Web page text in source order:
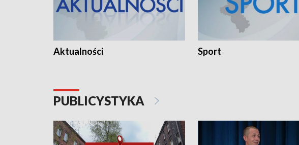
Aktualności Sport
PUBLICYSTYKA